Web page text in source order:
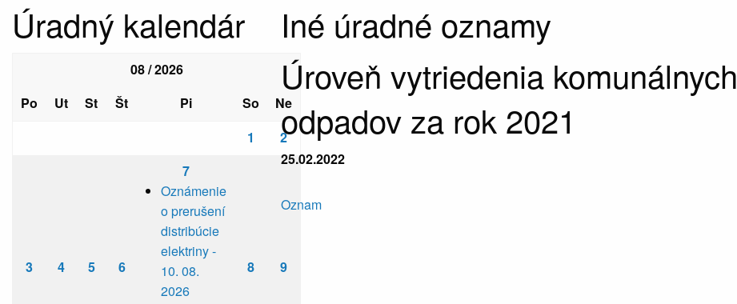
Úradný kalendár
08 / 2026
Po
Ut St Št Pi So
Ne
1
2
3 4 5 6
7
Oznámenie
o prerušení
distribúcie
elektriny -
10. 08.
2026
8 9
Iné úradné oznamy
Úroveň vytriedenia komunálnych
odpadov za rok 2021
25.02.2022
Oznam